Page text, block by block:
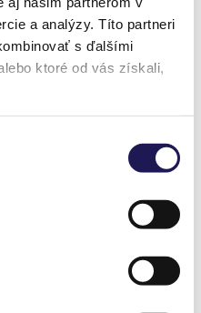
a analýzy. Títo partneri
s ďalšími
ktoré od vás získali,